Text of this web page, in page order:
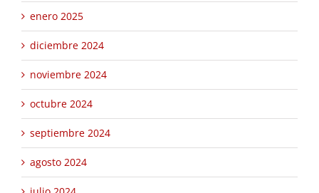
enero 2025
diciembre 2024
noviembre 2024
octubre 2024
septiembre 2024
agosto 2024